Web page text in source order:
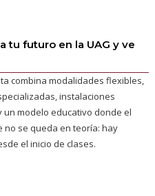
tu futuro en la UAG y ve
combina modalidades flexibles,
instalaciones
un modelo educativo donde el
no se queda en teoría: hay
el inicio de clases.